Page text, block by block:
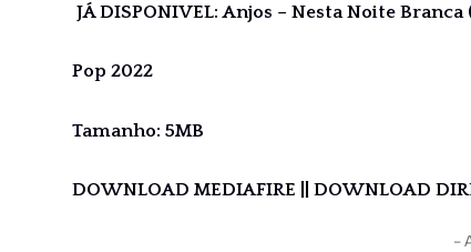
JÁ DISPONIVEL: Anjos – Nesta Noite Branca
Pop 2022
Tamanho: 5MB
DOWNLOAD MEDIAFIRE DOWNLOAD
-